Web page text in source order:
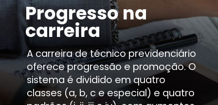
A carreira de técnico previdenciário
oferece progressão e promoção. O
sistema é dividido em quatro
classes (a, b, c e especial) e quatro
Progresso na
carreira